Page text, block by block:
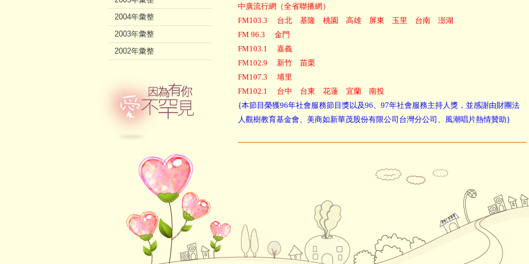
中廣流行網（全省聯播網）
FM103.3 台北 基隆 桃園 高雄 屏東 玉里 台南 澎湖
FM 96.3 金門
FM103.1 嘉義
FM102.9 新竹 苗栗
FM107.3 埔里
FM102.1 台中 台東 花蓮 宜蘭 南投
{本節目榮獲96年社會服務節目獎以及96、97年社會服務主持人獎，並感謝由財團法
人觀樹教育基金會、美商如新華茂股份有限公司台灣分公司、風潮唱片熱情贊助}
2004年彙整
2003年彙整
2002年彙整